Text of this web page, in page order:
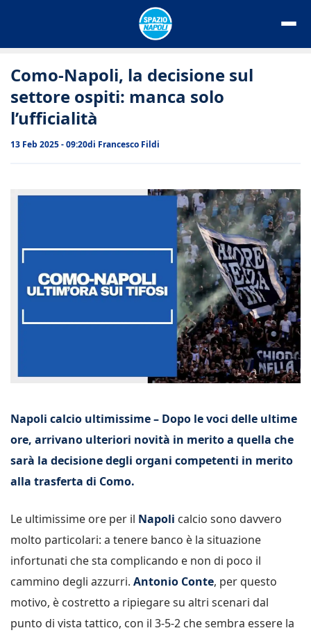
Como-Napoli, la decisione sul
settore ospiti: manca solo
l’ufficialità
13 Feb 2025 - 09:20di Francesco Fildi
Napoli calcio ultimissime – Dopo le voci delle ultime
ore, arrivano ulteriori novità in merito a quella che
sarà la decisione degli organi competenti in merito
alla trasferta di Como.
Le ultimissime ore per il Napoli calcio sono davvero
molto particolari: a tenere banco è la situazione
infortunati che sta complicando e non di poco il
cammino degli azzurri. Antonio Conte, per questo
motivo, è costretto a ripiegare su altri scenari dal
punto di vista tattico, con il 3-5-2 che sembra essere la